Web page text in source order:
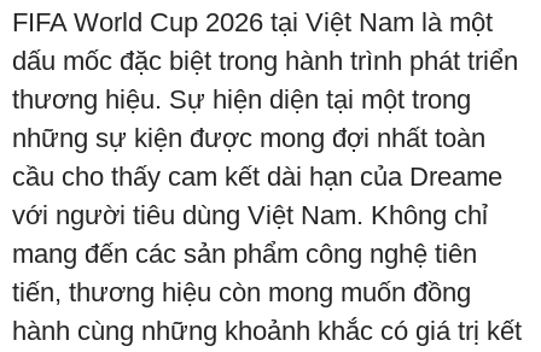
FIFA World Cup 2026 tại Việt Nam là một
dấu mốc đặc biệt trong hành trình phát triển
thương hiệu. Sự hiện diện tại một trong
những sự kiện được mong đợi nhất toàn
cầu cho thấy cam kết dài hạn của Dreame
với người tiêu dùng Việt Nam. Không chỉ
mang đến các sản phẩm công nghệ tiên
tiến, thương hiệu còn mong muốn đồng
hành cùng những khoảnh khắc có giá trị kết